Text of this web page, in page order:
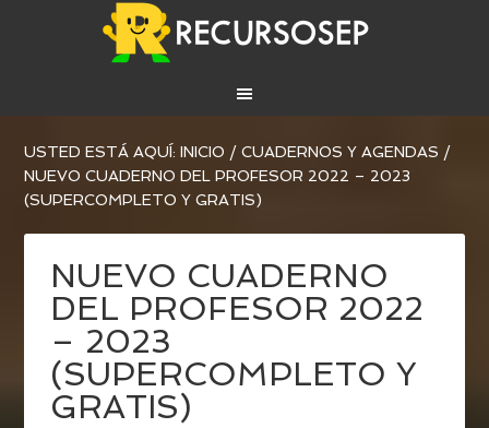
USTED ESTÁ AQUÍ:INICIO / CUADERNOS Y AGENDAS /
NUEVO CUADERNO DEL PROFESOR 2022 – 2023
(SUPERCOMPLETO Y GRATIS)
NUEVO CUADERNO
DEL PROFESOR 2022
– 2023
(SUPERCOMPLETO Y
GRATIS)